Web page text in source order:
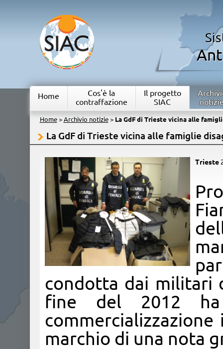
Home
Cos'è la
contraffazione
Il progetto
SIAC
Home> Archivio notizie> La GdF di Trieste vicina alle
La GdF di Trieste vicina alle famiglie
Trieste
condotta dai militari
fine del 2012
marchio di una nota